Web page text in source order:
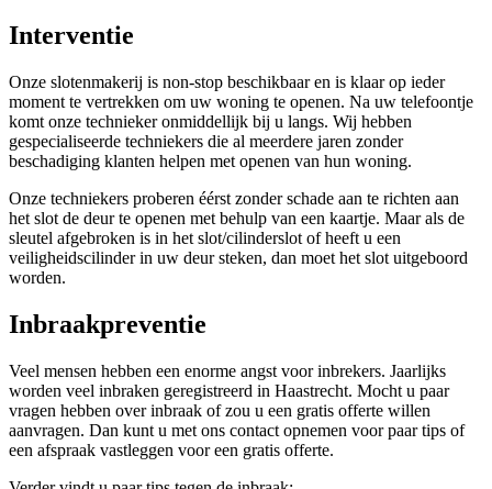
Interventie
Onze slotenmakerij is non-stop beschikbaar en is klaar op ieder
moment te vertrekken om uw woning te openen. Na uw telefoontje
komt onze technieker onmiddellijk bij u langs. Wij hebben
gespecialiseerde techniekers die al meerdere jaren zonder
beschadiging klanten helpen met openen van hun woning.
Onze techniekers proberen éérst zonder schade aan te richten aan
het slot de deur te openen met behulp van een kaartje. Maar als de
sleutel afgebroken is in het slot/cilinderslot of heeft u een
veiligheidscilinder in uw deur steken, dan moet het slot uitgeboord
worden.
Inbraakpreventie
Veel mensen hebben een enorme angst voor inbrekers. Jaarlijks
worden veel inbraken geregistreerd in Haastrecht. Mocht u paar
vragen hebben over inbraak of zou u een gratis offerte willen
aanvragen. Dan kunt u met ons contact opnemen voor paar tips of
een afspraak vastleggen voor een gratis offerte.